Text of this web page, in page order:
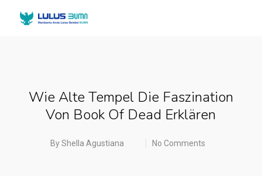
Wie Alte Tempel Die Faszination
Von Book Of Dead Erklären
ByShella Agustiana No Comments